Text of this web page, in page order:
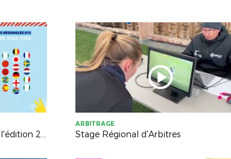
Festival Foot U13 : Retour sur l'édition 2023
ARBITRAGE
Stage Régional d'Arbitres